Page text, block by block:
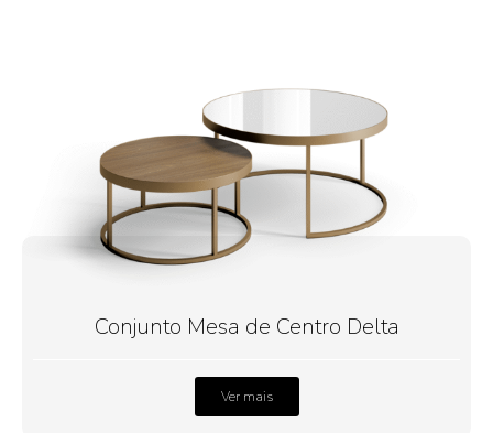
Conjunto Mesa de Centro Delta
Ver mais